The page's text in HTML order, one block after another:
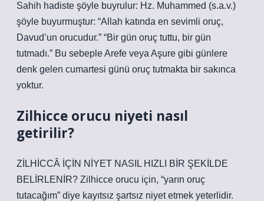
Sahih hadiste şöyle buyrulur: Hz. Muhammed (s.a.v.)
şöyle buyurmuştur: “Allah katında en sevimli oruç,
Davud’un orucudur.” “Bir gün oruç tuttu, bir gün
tutmadı.” Bu sebeple Arefe veya Aşure gibi günlere
denk gelen cumartesi günü oruç tutmakta bir sakınca
yoktur.
Zilhicce orucu niyeti nasıl
getirilir?
ZİLHİCCÂ İÇİN NİYET NASIL HIZLI BİR ŞEKİLDE
BELİRLENİR? Zilhicce orucu için, “yarın oruç
tutacağım” diye kayıtsız şartsız niyet etmek yeterlidir.